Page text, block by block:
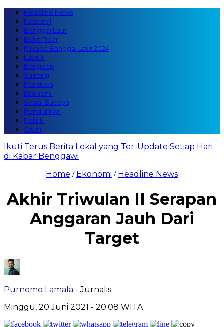
Headline News
Nasional
Banggai Laut
Bukit Tidar
Pilkada Banggai Laut 2024
Luwuk
Bangkep
Sulteng
Peristiwa
Ekonomi
Sosial Budaya
Pendidikan
Politik
Opini
Ikuti Terus Berita Lokal yang Ter-Update Setiap Hari
di Kabar Benggawi
Home / Ekonomi / Headline News
Akhir Triwulan II Serapan
Anggaran Jauh Dari
Target
Purnomo Lamala - Jurnalis
Minggu, 20 Juni 2021 - 20:08 WITA